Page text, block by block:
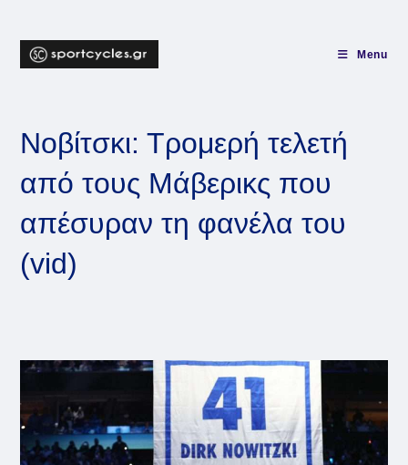
content
Menu
Νοβίτσκι: Τρομερή τελετή
από τους Μάβερικς που
απέσυραν τη φανέλα του
(vid)